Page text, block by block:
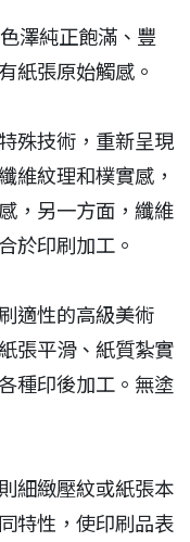
澤純正飽滿、豐
紙張原始觸感。
殊技術，重新呈現
維紋理和樸實感，
，另一方面，纖維
於印刷加工。
適性的高級美術
張平滑、紙質紮實
種印後加工。無塗
細緻壓紋或紙張本
特性，使印刷品表